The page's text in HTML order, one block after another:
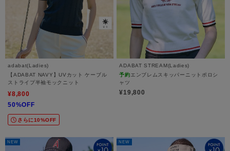
adabat(Ladies)
【ADABAT NAVY】UVカット ケーブル
ストライプ半袖モックニット
¥8,800
50%OFF
さらに10%OFF
ADABAT STREAM(Ladies)
予約エンブレムスキッパーニットポロシ
ャツ
¥19,800
NEW NEW